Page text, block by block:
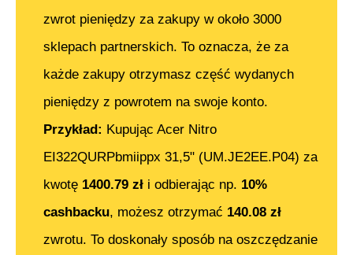
zwrot pieniędzy za zakupy w około 3000
sklepach partnerskich. To oznacza, że za
każde zakupy otrzymasz część wydanych
pieniędzy z powrotem na swoje konto.
Przykład: Kupując Acer Nitro
EI322QURPbmiippx 31,5" (UM.JE2EE.P04) za
kwotę 1400.79 zł i odbierając np. 10%
cashbacku, możesz otrzymać 140.08 zł
zwrotu. To doskonały sposób na oszczędzanie